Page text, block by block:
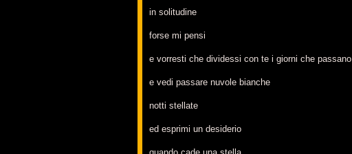
in solitudine
forse mi pensi
e vorresti che dividessi con te i giorni che passano
e vedi passare nuvole bianche
notti stellate
ed esprimi un desiderio